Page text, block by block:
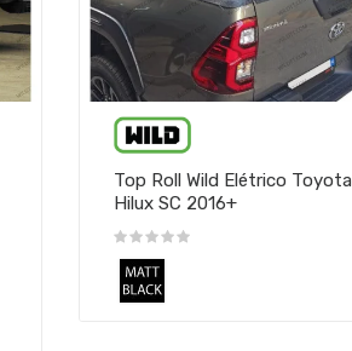
Top Roll Wild Elétrico Toyota
Hilux SC 2016+